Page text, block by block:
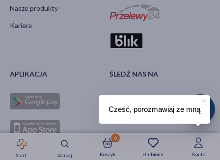
Strefa okazji Nowości Krótkie daty
Start Szukaj Ulubione
Koszyk
0
Konto
Nasze produkty
Kariera
APLIKACJA ŚLEDŹ NAS NA
Cześć, porozmawiaj ze mną